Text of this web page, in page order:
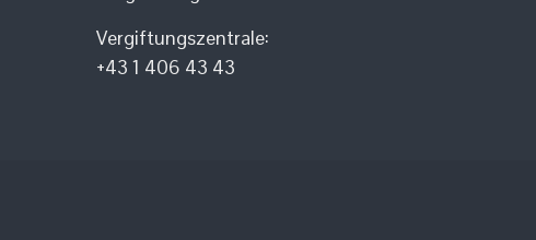
Vergiftungszentrale:
+43 1 406 43 43